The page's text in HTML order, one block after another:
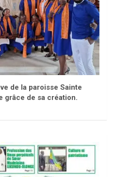
de la paroisse Sainte
grâce de sa création.